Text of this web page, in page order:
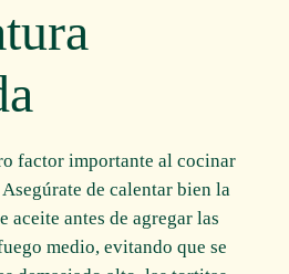
factor importante al cocinar
de calentar bien la
aceite antes de agregar las
medio, evitando que se